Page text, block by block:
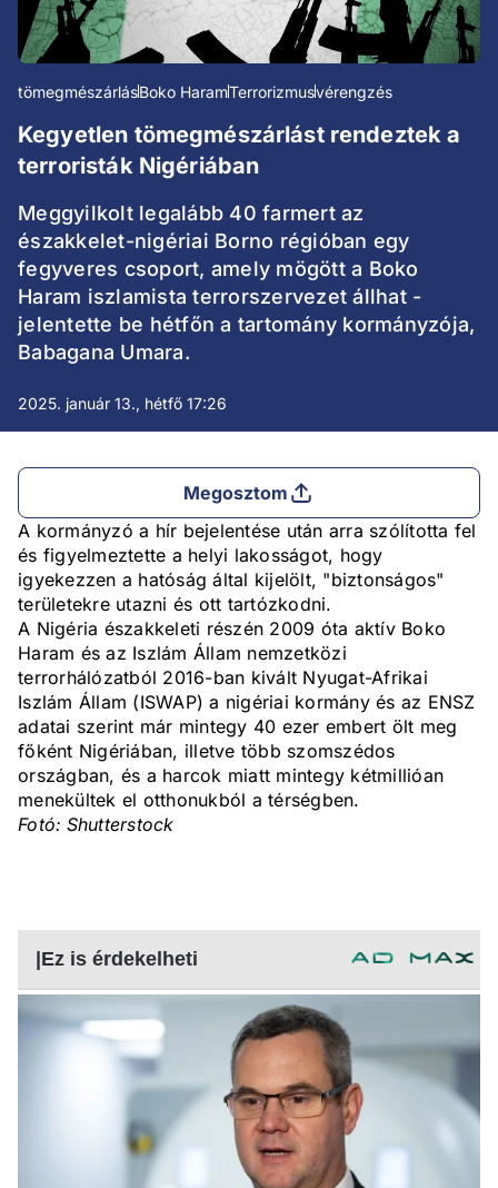
tömegmészárlásBoko HaramTerrorizmusvérengzés
Kegyetlen tömegmészárlást rendeztek a
terroristák Nigériában
Meggyilkolt legalább 40 farmert az
északkelet-nigériai Borno régióban egy
fegyveres csoport, amely mögött a Boko
Haram iszlamista terrorszervezet állhat -
jelentette be hétfőn a tartomány kormányzója,
Babagana Umara.
2025. január 13., hétfő 17:26
Megosztom
A kormányzó a hír bejelentése után arra szólította fel
és figyelmeztette a helyi lakosságot, hogy
igyekezzen a hatóság által kijelölt, "biztonságos"
területekre utazni és ott tartózkodni.
A Nigéria északkeleti részén 2009 óta aktív Boko
Haram és az Iszlám Állam nemzetközi
terrorhálózatból 2016-ban kivált Nyugat-Afrikai
Iszlám Állam (ISWAP) a nigériai kormány és az ENSZ
adatai szerint már mintegy 40 ezer embert ölt meg
főként Nigériában, illetve több szomszédos
országban, és a harcok miatt mintegy kétmillióan
menekültek el otthonukból a térségben.
Fotó: Shutterstock